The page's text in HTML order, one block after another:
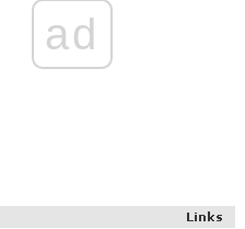
ad